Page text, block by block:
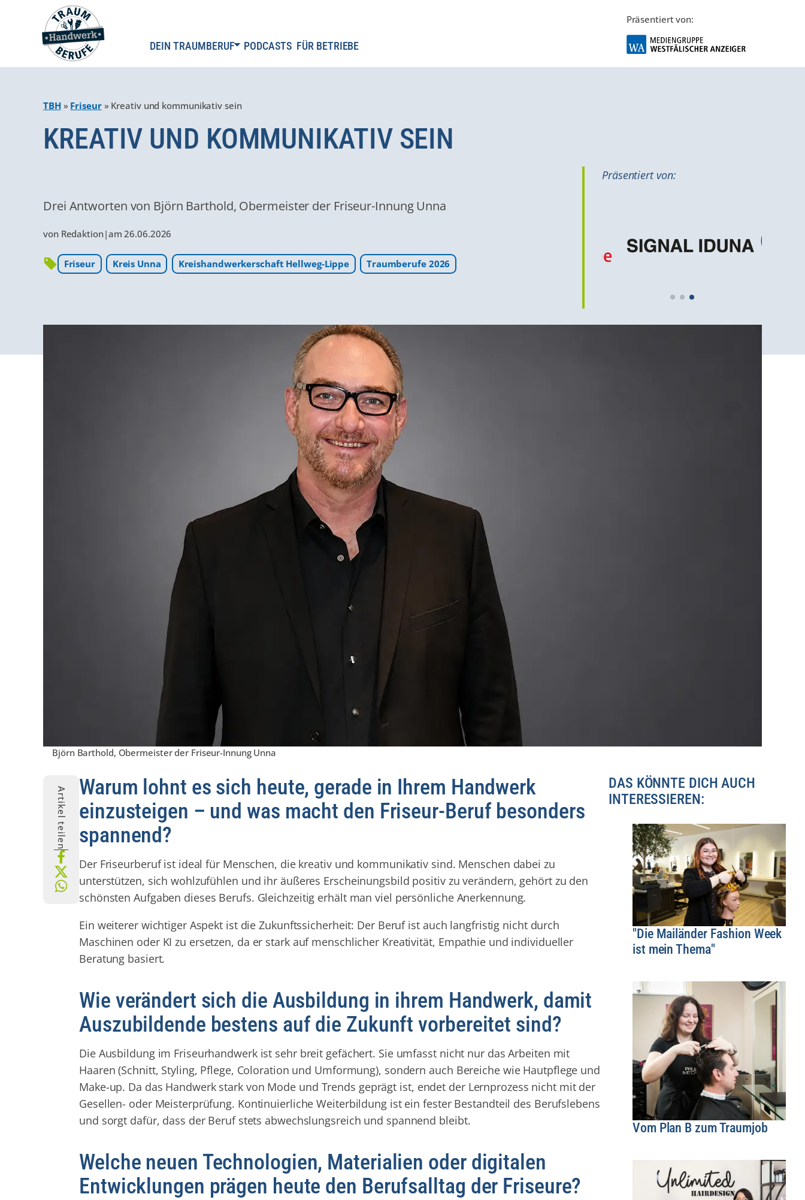
DEIN TRAUMBERUF PODCASTS FÜR BETRIEBE
Präsentiert von:
TBH» Friseur» Kreativ und kommunikativ sein
KREATIV UND KOMMUNIKATIV SEIN
Drei Antworten von Björn Barthold, Obermeister der Friseur-Innung Unna
von Redaktion|am 26.06.2026
Friseur Kreis Unna Kreis­hand­werker­schaft Hellweg-Lippe Traumberufe 2026
Präsentiert von:
Björn Barthold, Obermeister der Friseur-Innung Unna
Artikel teilen Warum lohnt es sich heute, gerade in Ihrem Handwerk
einzusteigen – und was macht den Friseur-Beruf besonders
spannend?
Der Friseurberuf ist ideal für Menschen, die kreativ und kommunikativ sind. Menschen dabei zu
unterstützen, sich wohlzufühlen und ihr äußeres Erscheinungsbild positiv zu verändern, gehört zu den
schönsten Aufgaben dieses Berufs. Gleichzeitig erhält man viel persönliche Anerkennung.
Ein weiterer wichtiger Aspekt ist die Zukunftssicherheit: Der Beruf ist auch langfristig nicht durch
Maschinen oder KI zu ersetzen, da er stark auf menschlicher Kreativität, Empathie und individueller
Beratung basiert.
Wie verändert sich die Ausbildung in ihrem Handwerk, damit
Auszubildende bestens auf die Zukunft vorbereitet sind?
Die Ausbildung im Friseurhandwerk ist sehr breit gefächert. Sie umfasst nicht nur das Arbeiten mit
Haaren (Schnitt, Styling, Pflege, Coloration und Umformung), sondern auch Bereiche wie Hautpflege und
Make-up. Da das Handwerk stark von Mode und Trends geprägt ist, endet der Lernprozess nicht mit der
Gesellen- oder Meisterprüfung. Kontinuierliche Weiterbildung ist ein fester Bestandteil des Berufslebens
und sorgt dafür, dass der Beruf stets abwechslungsreich und spannend bleibt.
Welche neuen Technologien, Materialien oder digitalen
Entwicklungen prägen heute den Berufsalltag der Friseure?
DAS KÖNNTE DICH AUCH
INTERESSIEREN:
"Die Mailänder Fashion Week
ist mein Thema"
Vom Plan B zum Traumjob